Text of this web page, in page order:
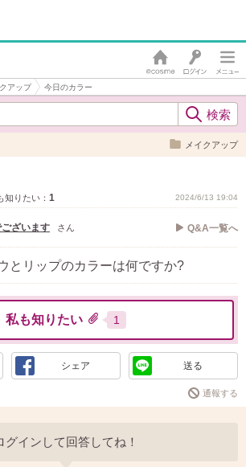
アップ 今日のカラー
メイクアップ
知りたい： 1 2024/6/13 19:04
ざいます さん Q&A一覧へ
とリップのカラーは何ですか?
私も知りたい 1
シェア 送る
通報する
グインして回答してね！